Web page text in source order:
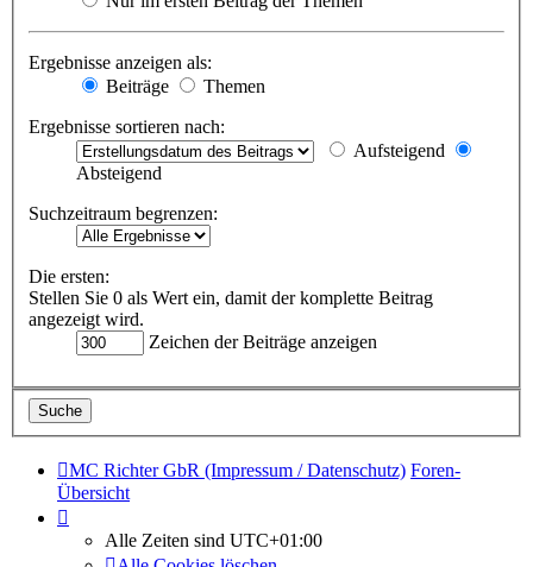
Ergebnisse anzeigen als:
Beiträge
Themen
Ergebnisse sortieren nach:
Aufsteigend
Absteigend
Suchzeitraum begrenzen:
Die ersten:
Stellen Sie 0 als Wert ein, damit der komplette Beitrag
angezeigt wird.
Zeichen der Beiträge anzeigen
MC Richter GbR (Impressum / Datenschutz) Foren-
Übersicht
Alle Zeiten sind UTC+01:00